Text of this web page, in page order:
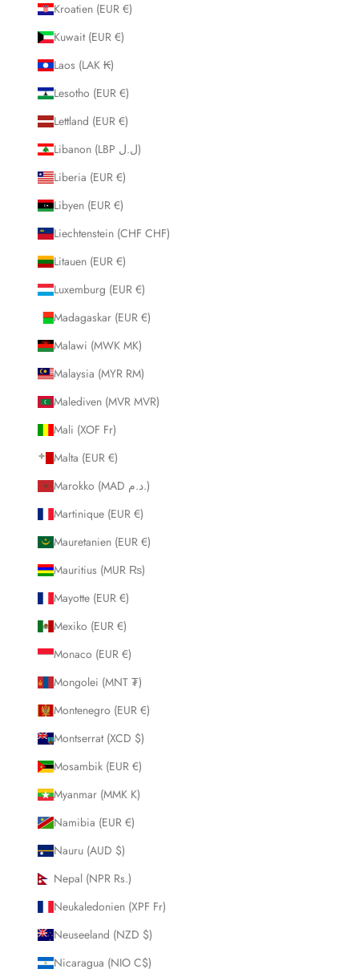
Kroatien (EUR €)
Kuwait (EUR €)
Laos (LAK ₭)
Lesotho (EUR €)
Lettland (EUR €)
Libanon (LBP ل.ل)
Liberia (EUR €)
Libyen (EUR €)
Liechtenstein (CHF CHF)
Litauen (EUR €)
Luxemburg (EUR €)
Madagaskar (EUR €)
Malawi (MWK MK)
Malaysia (MYR RM)
Malediven (MVR MVR)
Mali (XOF Fr)
Malta (EUR €)
Marokko (MAD د.م.)
Martinique (EUR €)
Mauretanien (EUR €)
Mauritius (MUR ₨)
Mayotte (EUR €)
Mexiko (EUR €)
Monaco (EUR €)
Mongolei (MNT ₮)
Montenegro (EUR €)
Montserrat (XCD $)
Mosambik (EUR €)
Myanmar (MMK K)
Namibia (EUR €)
Nauru (AUD $)
Nepal (NPR Rs.)
Neukaledonien (XPF Fr)
Neuseeland (NZD $)
Nicaragua (NIO C$)